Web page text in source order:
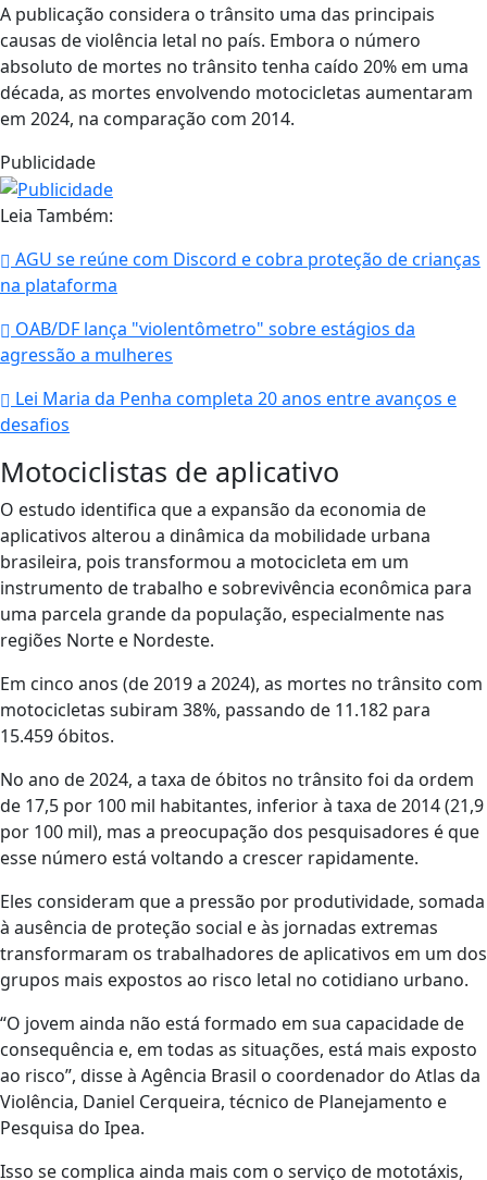
A publicação considera o trânsito uma das principais
causas de violência letal no país. Embora o número
absoluto de mortes no trânsito tenha caído 20% em uma
década, as mortes envolvendo motocicletas aumentaram
em 2024, na comparação com 2014.
Publicidade
Leia Também:
AGU se reúne com Discord e cobra proteção de crianças
na plataforma
OAB/DF lança "violentômetro" sobre estágios da
agressão a mulheres
Lei Maria da Penha completa 20 anos entre avanços e
desafios
Motociclistas de aplicativo
O estudo identifica que a expansão da economia de
aplicativos alterou a dinâmica da mobilidade urbana
brasileira, pois transformou a motocicleta em um
instrumento de trabalho e sobrevivência econômica para
uma parcela grande da população, especialmente nas
regiões Norte e Nordeste.
Em cinco anos (de 2019 a 2024), as mortes no trânsito com
motocicletas subiram 38%, passando de 11.182 para
15.459 óbitos.
No ano de 2024, a taxa de óbitos no trânsito foi da ordem
de 17,5 por 100 mil habitantes, inferior à taxa de 2014 (21,9
por 100 mil), mas a preocupação dos pesquisadores é que
esse número está voltando a crescer rapidamente.
Eles consideram que a pressão por produtividade, somada
à ausência de proteção social e às jornadas extremas
transformaram os trabalhadores de aplicativos em um dos
grupos mais expostos ao risco letal no cotidiano urbano.
“O jovem ainda não está formado em sua capacidade de
consequência e, em todas as situações, está mais exposto
ao risco”, disse à Agência Brasil o coordenador do Atlas da
Violência, Daniel Cerqueira, técnico de Planejamento e
Pesquisa do Ipea.
Isso se complica ainda mais com o serviço de mototáxis,